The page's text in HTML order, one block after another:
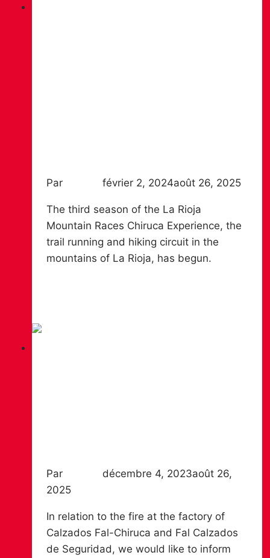
Par février 2, 2024août 26, 2025
The third season of the La Rioja
Mountain Races Chiruca Experience, the
trail running and hiking circuit in the
mountains of La Rioja, has begun.
Par décembre 4, 2023août 26,
2025
In relation to the fire at the factory of
Calzados Fal-Chiruca and Fal Calzados
de Seguridad, we would like to inform